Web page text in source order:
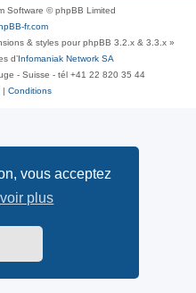
vous acceptez
plus
Software © phpBB Limited
fr.com
& styles pour phpBB 3.2.x & 3.3.x »
d’ Infomaniak Network SA
- Suisse - tél +41 22 820 35 44
Conditions